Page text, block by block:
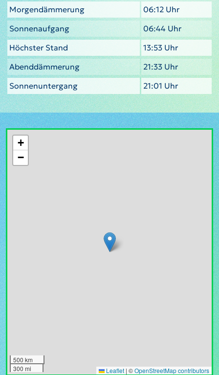
Morgendämmerung
06:12 Uhr
Sonnenaufgang
06:44 Uhr
Höchster Stand
13:53 Uhr
Abenddämmerung
21:33 Uhr
Sonnenuntergang
21:01 Uhr
+
−
500 km
300 mi
Leaflet | ©OpenStreetMap contributors